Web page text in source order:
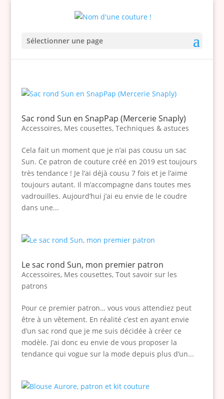
Sélectionner une page
Sac rond Sun en SnapPap (Mercerie Snaply)
Accessoires, Mes cousettes, Techniques & astuces
Cela fait un moment que je n’ai pas cousu un sac
Sun. Ce patron de couture créé en 2019 est toujours
très tendance ! Je l’ai déjà cousu 7 fois et je l’aime
toujours autant. Il m’accompagne dans toutes mes
vadrouilles. Aujourd’hui j’ai eu envie de le coudre
dans une...
Le sac rond Sun, mon premier patron
Accessoires, Mes cousettes, Tout savoir sur les
patrons
Pour ce premier patron… vous vous attendiez peut
être à un vêtement. En réalité c’est en ayant envie
d’un sac rond que je me suis décidée à créer ce
modèle. J’ai donc eu envie de vous proposer la
tendance qui vogue sur la mode depuis plus d’un...